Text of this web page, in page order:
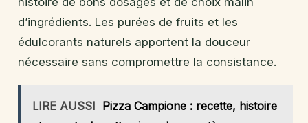
d’ingrédients. Les purées de fruits et les
édulcorants naturels apportent la douceur
nécessaire sans compromettre la consistance.
LIRE AUSSI Pizza Campione : recette, histoire